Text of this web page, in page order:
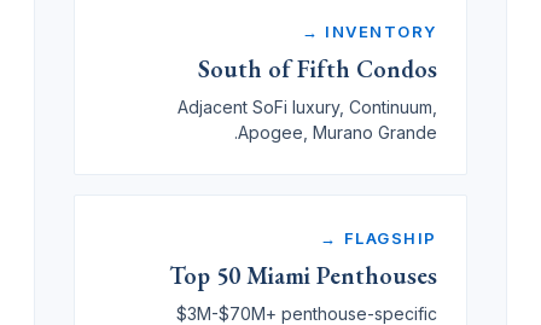
INVENTORY →
South of Fifth Condos
Adjacent SoFi luxury, Continuum,
Apogee, Murano Grande.
FLAGSHIP →
Top 50 Miami Penthouses
$3M-$70M+ penthouse-specific